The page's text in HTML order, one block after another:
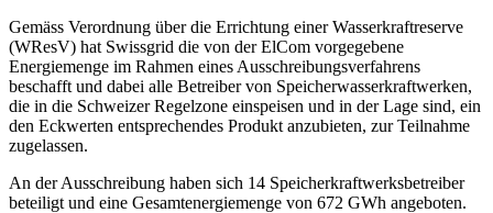
Gemäss Verordnung über die Errichtung einer Wasserkraftreserve
(WResV) hat Swissgrid die von der ElCom vorgegebene
Energiemenge im Rahmen eines Ausschreibungsverfahrens
beschafft und dabei alle Betreiber von Speicherwasserkraftwerken,
die in die Schweizer Regelzone einspeisen und in der Lage sind, ein
den Eckwerten entsprechendes Produkt anzubieten, zur Teilnahme
zugelassen.
An der Ausschreibung haben sich 14 Speicherkraftwerksbetreiber
beteiligt und eine Gesamtenergiemenge von 672 GWh angeboten.